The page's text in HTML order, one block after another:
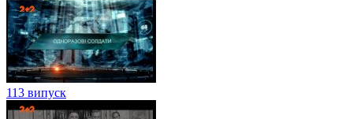
113 випуск